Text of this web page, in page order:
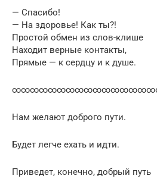
— Спасибо!
— На здоровье! Как ты?!
Простой обмен из слов-клише
Находит верные контакты,
Прямые — к сердцу и к душе.
Нам желают доброго пути.
Будет легче ехать и идти.
Приведет, конечно, добрый путь